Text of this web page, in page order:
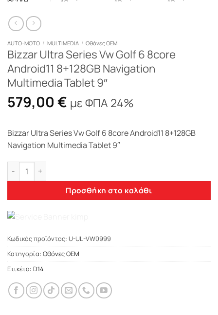
AUTO-MOTO / MULTIMEDIA / Οθόνες OEM
Bizzar Ultra Series Vw Golf 6 8core
Android11 8+128GB Navigation
Multimedia Tablet 9″
579,00 € με ΦΠΑ 24%
Bizzar Ultra Series Vw Golf 6 8core Android11 8+128GB
Navigation Multimedia Tablet 9″
Bizzar Ultra Series Vw Golf 6 8core Android11 8+128GB
Προσθήκη στο καλάθι
Κωδικός προϊόντος: U-UL-VW0999
Κατηγορία: Οθόνες OEM
Ετικέτα: D14